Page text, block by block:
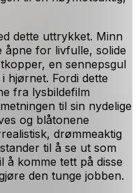
dette uttrykket. Minn
åpne for livfulle, solide
en sennepsgul
hjørnet. Fordi dette
fra lysbildefilm
til sin nydelige
og blåtonene
drømmeaktig
til å se ut som
å komme tett på disse
den tunge jobben.